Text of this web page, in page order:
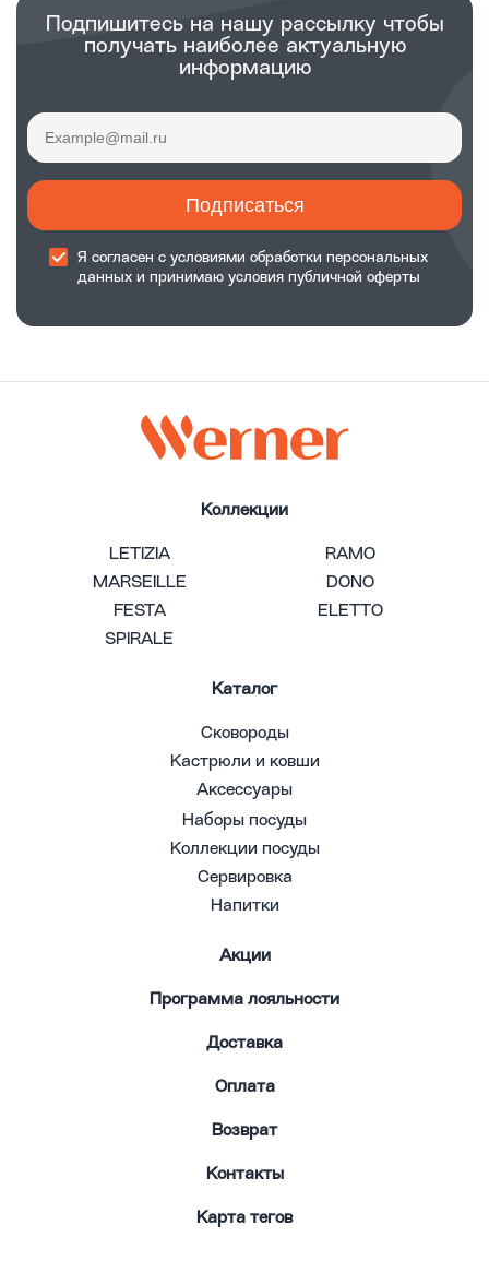
Подпишитесь на нашу рассылку чтобы
получать наиболее актуальную
информацию
Подписаться
Я согласен с условиями обработки персональных
данных и принимаю условия публичной оферты
Коллекции
LETIZIA
RAMO
MARSEILLE
DONO
FESTA
ELETTO
SPIRALE
Каталог
Сковороды
Кастрюли и ковши
Аксессуары
Наборы посуды
Коллекции посуды
Сервировка
Напитки
Акции
Программа лояльности
Доставка
Оплата
Возврат
Контакты
Карта тегов